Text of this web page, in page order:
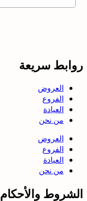
روابط سريعة
العروض
الفروع
العيادة
من نحن
العروض
الفروع
العيادة
من نحن
الشروط والأحكام